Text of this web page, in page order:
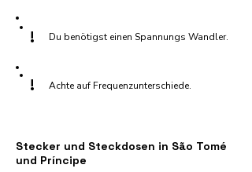
! Du benötigst einen Spannungs Wandler.
! Achte auf Frequenzunterschiede.
Stecker und Steckdosen in São Tomé
und Príncipe